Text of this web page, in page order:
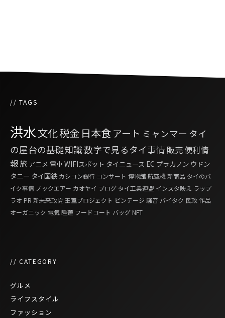
// TAGS
洪水文化税金 日本食アート ミャンマー タイ
の屋台の基礎知識数字で見るタイ事情販売便利情
報旅 アニメ 電車WIFIスポット タイニュース EC プラカノン ウドン
タニー タイ国鉄 カシコン銀行 コンサート 博物館航空機新商品 タイのバ
イク事情 ノックエアー カオヤイ ブログ タイ工業連盟 インスタ映え ラップ
ラオ PR 新未来政党王室プロジェクト ビンテージ 騒音 バイタク 民政作品
オーガニック 電気 睡蓮 フードコート バッグ NFT
// CATEGORY
グルメ
ライフスタイル
ファッション